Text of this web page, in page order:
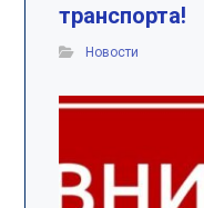
транспорта!
Новости